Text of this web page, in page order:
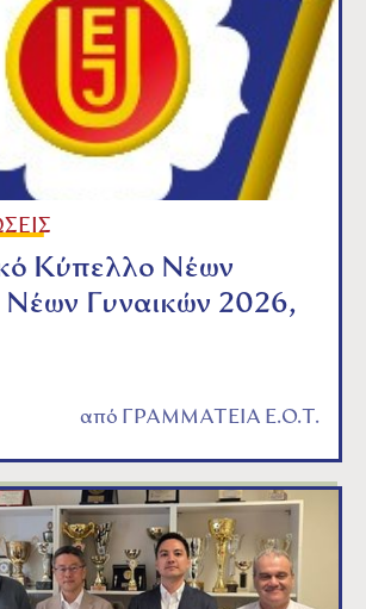
Κύπελλο Νέων
Γυναικών 2026,
από ΓΡΑΜΜΑΤΕΙΑ Ε.Ο.Τ.